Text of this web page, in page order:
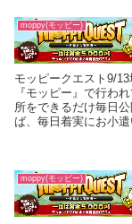
moppy(モッピー)
モッピークエスト9/
『モッピー』で行わ
所をできるだけ毎日
ば、毎日着実にお小
moppy(モッピー)